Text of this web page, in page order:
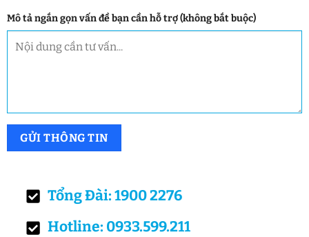
Mô tả ngắn gọn vấn đề bạn cần hỗ trợ (không bắt buộc)
Tổng Đài: 1900 2276
Hotline: 0933.599.211